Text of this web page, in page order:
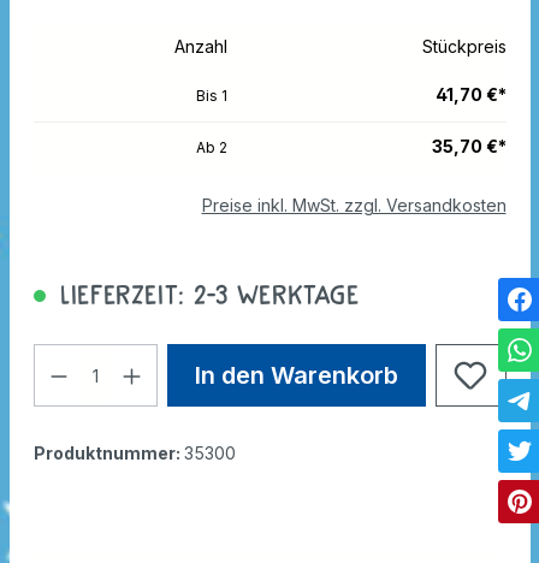
Anzahl Stückpreis
Bis 1 41,70 €*
Ab 2 35,70 €*
Preise inkl. MwSt. zzgl. Versandkosten
Lieferzeit: 2-3 Werktage
In den Warenkorb
Produktnummer: 35300